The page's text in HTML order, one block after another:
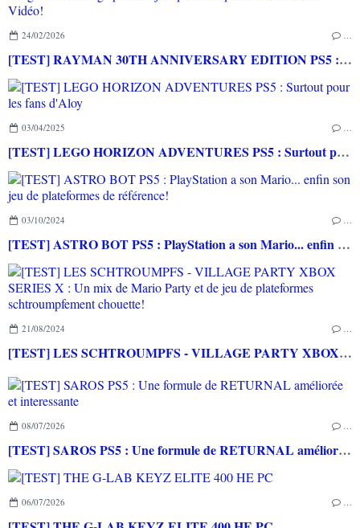
24/02/2026 …
[TEST] RAYMAN 30TH ANNIVERSARY EDITION PS5 : Un grand hommage pour un jeu qui a marqué l'histoire du Jeu Vidéo!
03/04/2025 …
[TEST] LEGO HORIZON ADVENTURES PS5 : Surtout pour les fans d'Aloy
03/10/2024 …
[TEST] ASTRO BOT PS5 : PlayStation a son Mario... enfin son jeu de plateformes de référence!
21/08/2024 …
[TEST] LES SCHTROUMPFS - VILLAGE PARTY XBOX SERIES X : Un mix de Mario Party et de jeu de plateformes schtroumpfement chouette!
08/07/2026 …
[TEST] SAROS PS5 : Une formule de RETURNAL améliorée et interessante
06/07/2026 …